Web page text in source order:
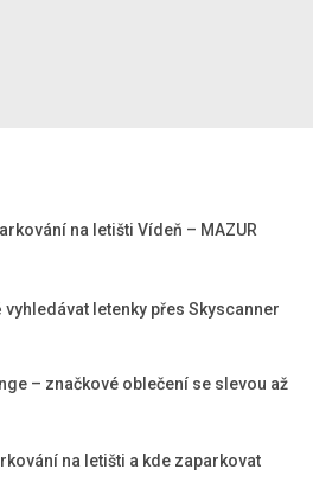
na letišti Vídeň – MAZUR
vyhledávat letenky přes Skyscanner
– značkové oblečení se slevou až
na letišti a kde zaparkovat